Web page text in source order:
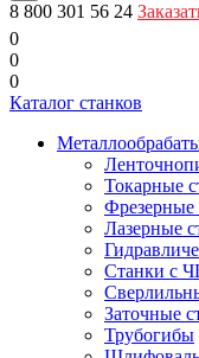
8 800 301 56 24
0
0
0
Каталог станков
Токарные
Фрезерные
Лазерные
Станки с
Заточные
Трубогибы